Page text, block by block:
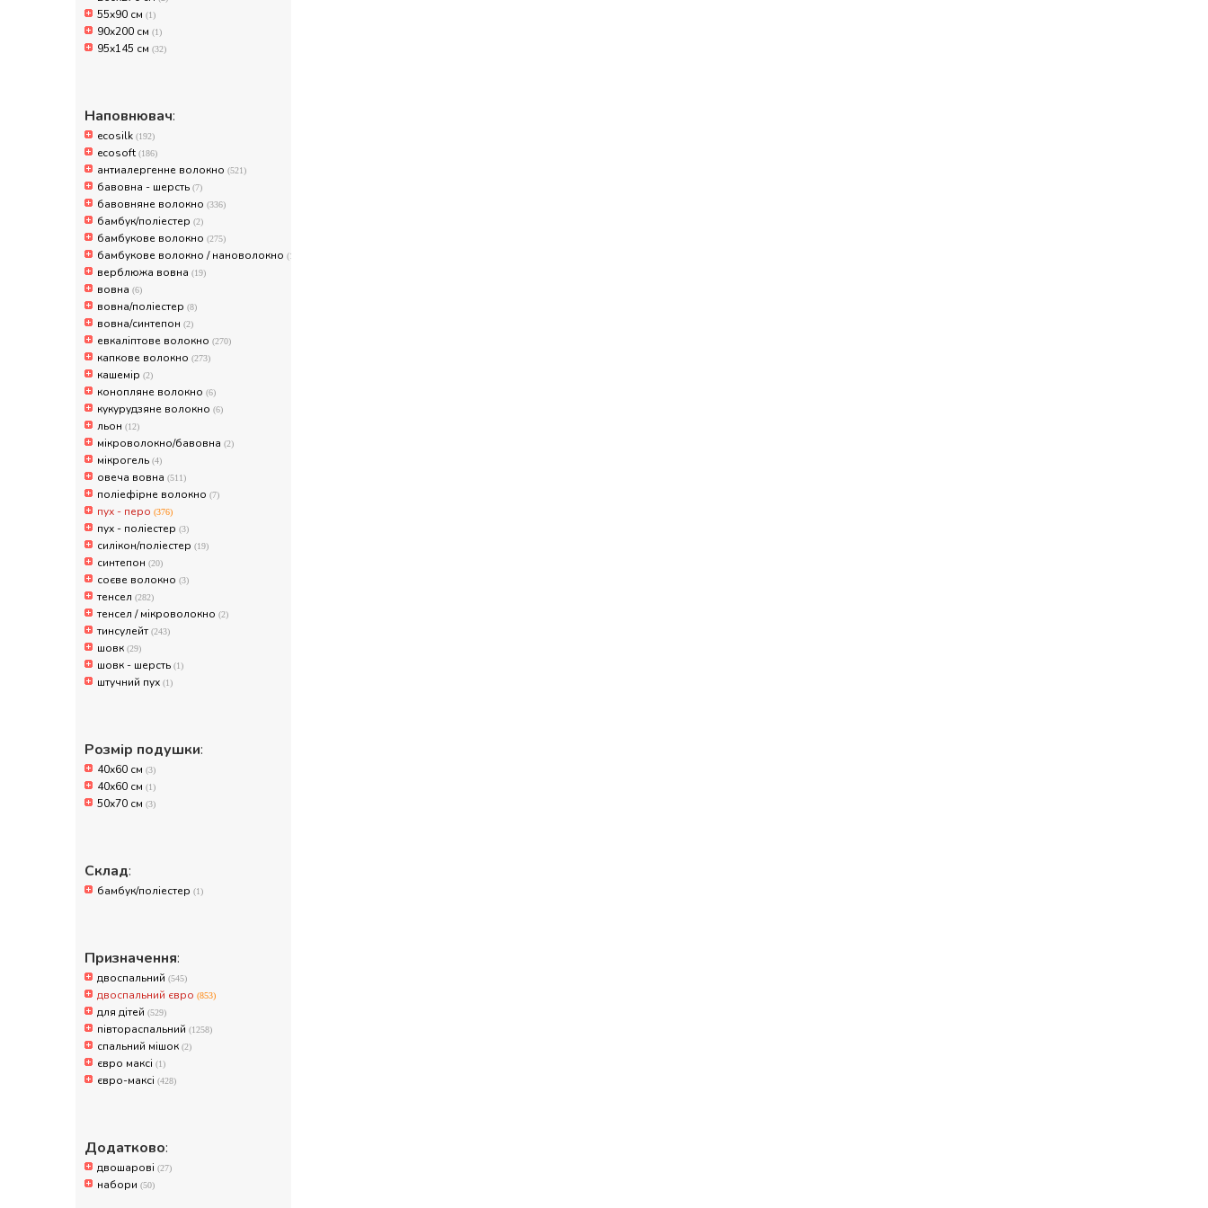
55x90 см (1)
90x200 см (1)
95x145 см (32)
Наповнювач:
ecosilk (192)
ecosoft (186)
антиалергенне волокно (521)
бавовна - шерсть (7)
бавовняне волокно (336)
бамбук/поліестер (2)
бамбукове волокно (275)
бамбукове волокно / нановолокно (1)
верблюжа вовна (19)
вовна (6)
вовна/поліестер (8)
вовна/синтепон (2)
евкаліптове волокно (270)
капкове волокно (273)
кашемір (2)
конопляне волокно (6)
кукурудзяне волокно (6)
льон (12)
мікроволокно/бавовна (2)
мікрогель (4)
овеча вовна (511)
поліефірне волокно (7)
пух - перо (376)
пух - поліестер (3)
силікон/поліестер (19)
синтепон (20)
соєве волокно (3)
тенсел (282)
тенсел / мікроволокно (2)
тинсулейт(243)
шовк (29)
шовк - шерсть (1)
штучний пух (1)
Розмір подушки:
40x60 см (3)
40х60 см (1)
50x70 см (3)
Склад:
бамбук/поліестер (1)
Призначення:
двоспальний (545)
двоспальний євро (853)
для дітей (529)
півтораспальний (1258)
спальний мішок (2)
євро максі (1)
євро-максі (428)
Додатково:
двошарові (27)
набори (50)